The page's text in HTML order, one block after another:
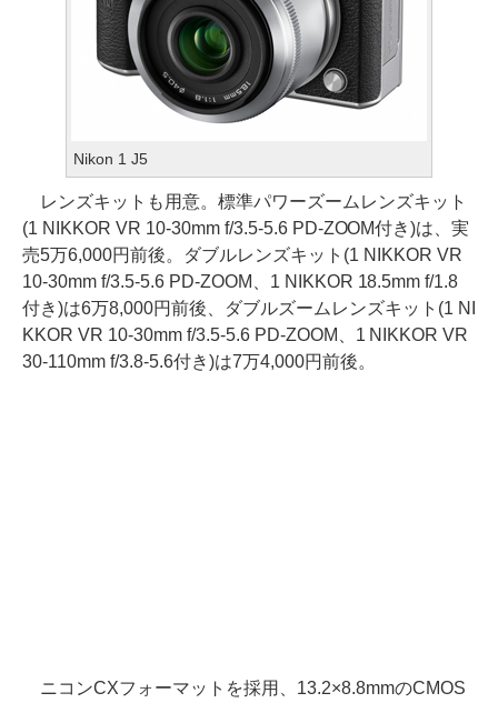
Nikon 1 J5
レンズキットも用意。標準パワーズームレンズキット
(1 NIKKOR VR 10-30mm f/3.5-5.6 PD-ZOOM付き)は、実
売5万6,000円前後。ダブルレンズキット(1 NIKKOR VR
10-30mm f/3.5-5.6 PD-ZOOM、1 NIKKOR 18.5mm f/1.8
付き)は6万8,000円前後、ダブルズームレンズキット(1 NI
KKOR VR 10-30mm f/3.5-5.6 PD-ZOOM、1 NIKKOR VR
30-110mm f/3.8-5.6付き)は7万4,000円前後。
ニコンCXフォーマットを採用、13.2×8.8mmのCMOS